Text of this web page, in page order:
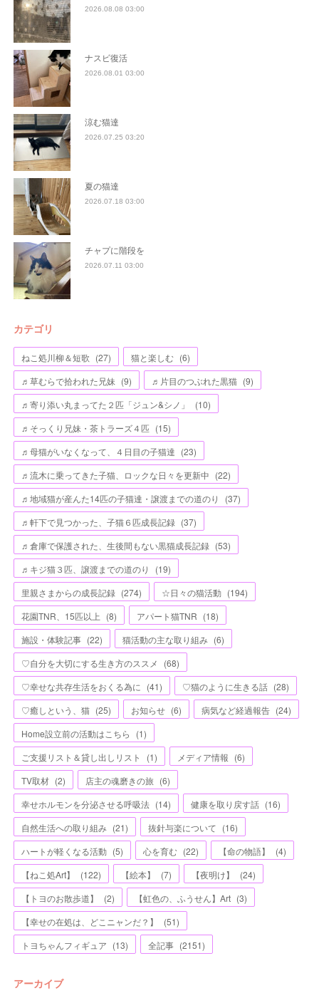
2026.08.08 03:00
ナスビ復活
2026.08.01 03:00
涼む猫達
2026.07.25 03:20
夏の猫達
2026.07.18 03:00
チャプに階段を
2026.07.11 03:00
カテゴリ
ねこ処川柳＆短歌 (27) 猫と楽しむ (6)
♬草むらで拾われた兄妹 (9) ♬片目のつぶれた黒猫 (9)
♬寄り添い丸まってた２匹「ジュン&シノ」
(10)
♬そっくり兄妹・茶トラーズ４匹 (15)
♬母猫がいなくなって、４日目の子猫達 (23)
♬流木に乗ってきた子猫、ロックな日々を更新中 (22)
♬地域猫が産んた14匹の子猫達・譲渡までの道のり
(37)
♬軒下で見つかった、子猫６匹成長記録 (37)
♬倉庫で保護された、生後間もない黒猫成長記録 (53)
♬キジ猫３匹、譲渡までの道のり
(19)
里親さまからの成長記録 (274) ☆日々の猫活動 (194)
花園TNR、15匹以上 (8) アパート猫TNR (18)
施設・体験記事 (22) 猫活動の主な取り組み (6)
♡自分を大切にする生き方のススメ
(68)
♡幸せな共存生活をおくる為に (41) ♡猫のように生きる話 (28)
♡癒しという、猫 (25) お知らせ (6) 病気など経過報告 (24)
Home設立前の活動はこちら
(1)
ご支援リスト＆貸し出しリスト
(1) メディア情報 (6)
TV取材 (2) 店主の魂磨きの旅 (6)
幸せホルモンを分泌させる呼吸法 (14) 健康を取り戻す話 (16)
自然生活への取り組み (21) 抜針与楽について (16)
ハートが軽くなる活動 (5) 心を育む (22) 【命の物語】 (4)
【ねこ処Art】
(122) 【絵本】 (7) 【夜明け】 (24)
【トヨのお散歩道】
(2) 【虹色の、ふうせん】Art (3)
【幸せの在処は、どこニャンだ？】
(51)
トヨちゃんフィギュア (13) 全記事 (2151)
アーカイブ